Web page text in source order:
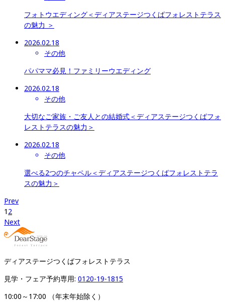
フォトウエディング＜ディアステージつくばフォレストテラス
の魅力 ＞
2026.02.18
その他
パパママ必見！ファミリーウエディング
2026.02.18
その他
大切なご家族・ご友人との結婚式＜ディアステージつくばフォ
レストテラスの魅力＞
2026.02.18
その他
選べる2つのチャペル＜ディアステージつくばフォレストテラ
スの魅力＞
Prev
1 2
Next
ディアステージつくばフォレストテラス
見学・フェア予約専用: 0120-19-1815
10:00～17:00 （年末年始除く）